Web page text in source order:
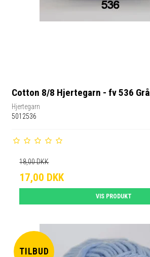
Cotton 8/8 Hjertegarn - fv 536 Grå
Hjertegarn
5012536
18,00 DKK
17,00 DKK
VIS PRODUKT
TILBUD